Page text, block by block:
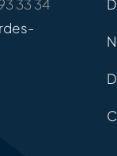
33 34